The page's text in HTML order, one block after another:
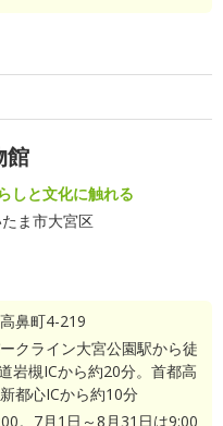
館
しと文化に触れる
ま市大宮区
鼻町4-219
クライン大宮公園駅から徒
岩槻ICから約20分。首都高
都心ICから約10分
。7月1日～8月31日は9:00